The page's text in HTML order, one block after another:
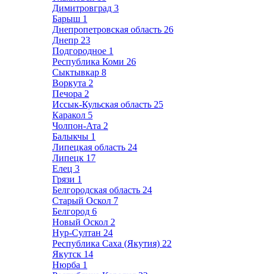
Димитровград 3
Барыш 1
Днепропетровская область 26
Днепр 23
Подгородное 1
Республика Коми 26
Сыктывкар 8
Воркута 2
Печора 2
Иссык-Кульская область 25
Каракол 5
Чолпон-Ата 2
Балыкчы 1
Липецкая область 24
Липецк 17
Елец 3
Грязи 1
Белгородская область 24
Старый Оскол 7
Белгород 6
Новый Оскол 2
Нур-Султан 24
Республика Саха (Якутия) 22
Якутск 14
Нюрба 1